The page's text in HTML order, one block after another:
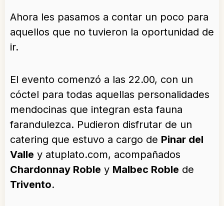
Ahora les pasamos a contar un poco para
aquellos que no tuvieron la oportunidad de
ir.
El evento comenzó a las 22.00, con un
cóctel para todas aquellas personalidades
mendocinas que integran esta fauna
farandulezca. Pudieron disfrutar de un
catering que estuvo a cargo de Pinar del
Valle y atuplato.com, acompañados
Chardonnay Roble y Malbec Roble de
Trivento.